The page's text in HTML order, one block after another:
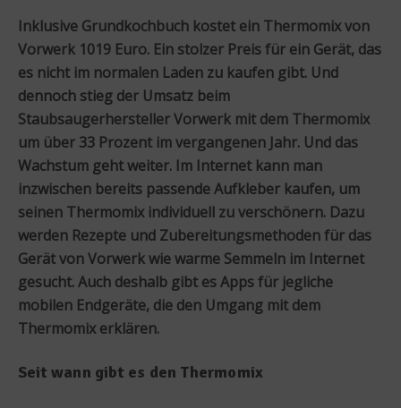
Inklusive Grundkochbuch kostet ein Thermomix von
Vorwerk 1019 Euro. Ein stolzer Preis für ein Gerät, das
es nicht im normalen Laden zu kaufen gibt. Und
dennoch stieg der Umsatz beim
Staubsaugerhersteller Vorwerk mit dem Thermomix
um über 33 Prozent im vergangenen Jahr. Und das
Wachstum geht weiter. Im Internet kann man
inzwischen bereits passende Aufkleber kaufen, um
seinen Thermomix individuell zu verschönern. Dazu
werden Rezepte und Zubereitungsmethoden für das
Gerät von Vorwerk wie warme Semmeln im Internet
gesucht. Auch deshalb gibt es Apps für jegliche
mobilen Endgeräte, die den Umgang mit dem
Thermomix erklären.
Seit wann gibt es den Thermomix